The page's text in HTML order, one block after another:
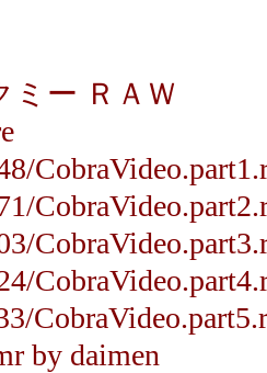
ミー ＲＡＷ
by daimen